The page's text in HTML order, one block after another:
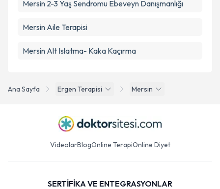
Ana Sayfa Ergen Terapisi Mersin
Mersin 2-3 Yaş Sendromu Ebeveyn Danışmanlığı
Mersin Aile Terapisi
Mersin Alt Islatma- Kaka Kaçırma
VideolarBlogOnline TerapiOnline Diyet
SERTİFİKA VE ENTEGRASYONLAR